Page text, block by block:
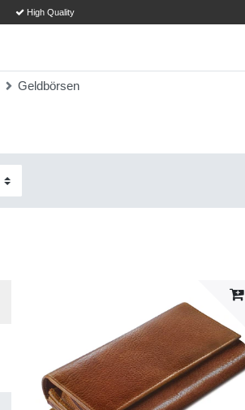
High Quality
Geldbörsen